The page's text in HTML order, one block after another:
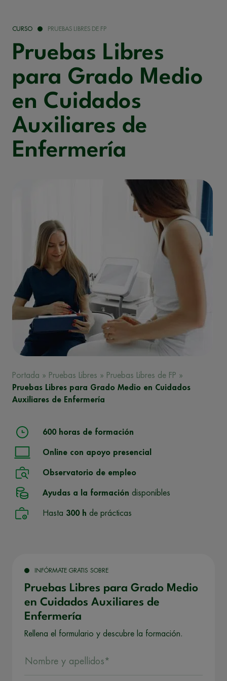
CURSO PRUEBAS LIBRES DE FP
Pruebas Libres
para Grado Medio
en Cuidados
Auxiliares de
Enfermería
Portada » Pruebas Libres » Pruebas Libres de FP »
Pruebas Libres para Grado Medio en Cuidados
Auxiliares de Enfermería
600 horas de formación
Online con apoyo presencial
Observatorio de empleo
Ayudas a la formación disponibles
Hasta 300 h de prácticas
INFÓRMATE GRATIS SOBRE
Pruebas Libres para Grado Medio
en Cuidados Auxiliares de
Enfermería
Rellena el formulario y descubre la formación.
Nombre y apellidos*